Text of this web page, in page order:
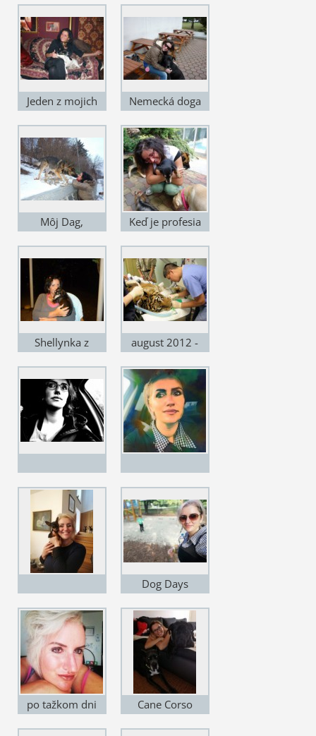
prijatie nového
zákona o ochrane
zvierat.
Jeden z mojich
Nemecká doga
Môj Dag,
ulice.
Keď je profesia
Shellynka z
musela proste
nechať!
august 2012 -
Dog Days
po tažkom dni Cane Corso